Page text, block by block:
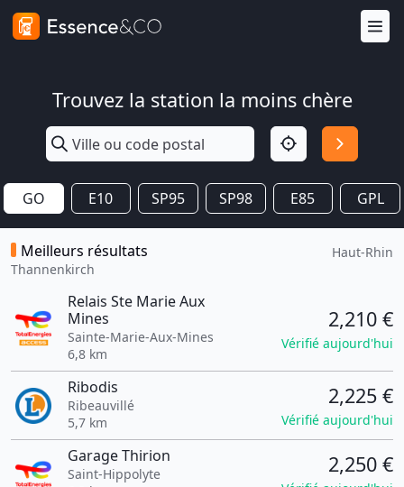
Trouvez la station la moins chère
GO E10 SP95 SP98 E85 GPL
Meilleurs résultats
Thannenkirch
Haut-Rhin
Relais Ste Marie Aux
Mines
Sainte-Marie-Aux-Mines
6,8 km
2,210 €
Vérifié aujourd'hui
Ribodis
Ribeauvillé
5,7 km
2,225 €
Vérifié aujourd'hui
Garage Thirion
Saint-Hippolyte
2,250 €